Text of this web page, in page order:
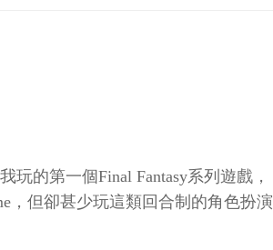
玩的第一個Final Fantasy系列遊戲，
，但卻甚少玩這類回合制的角色扮演